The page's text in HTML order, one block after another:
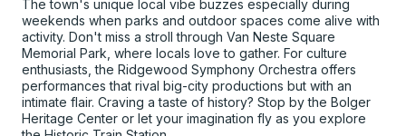
The town's unique local vibe buzzes especially during
weekends when parks and outdoor spaces come alive with
activity. Don't miss a stroll through Van Neste Square
Memorial Park, where locals love to gather. For culture
enthusiasts, the Ridgewood Symphony Orchestra offers
performances that rival big-city productions but with an
intimate flair. Craving a taste of history? Stop by the Bolger
Heritage Center or let your imagination fly as you explore